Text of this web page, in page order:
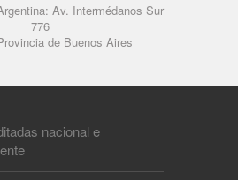
Av. Intermédanos Sur
776
de Buenos Aires
nacional e